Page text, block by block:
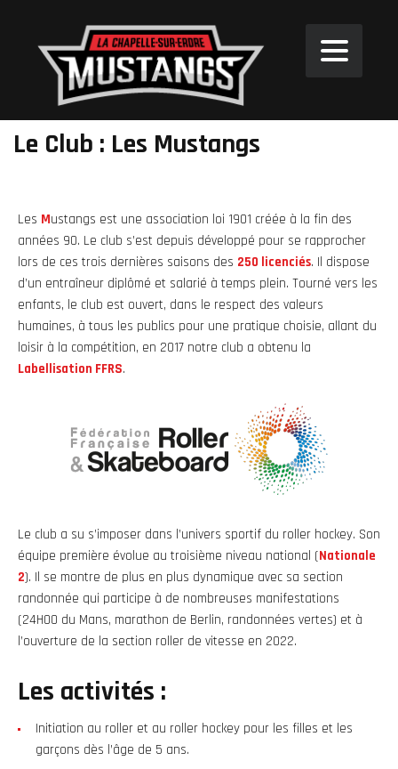
Le Club : Les Mustangs
Les Mustangs est une association loi 1901 créée à la fin des
années 90. Le club s’est depuis développé pour se rapprocher
lors de ces trois dernières saisons des 250 licenciés. Il dispose
d’un entraîneur diplômé et salarié à temps plein. Tourné vers les
enfants, le club est ouvert, dans le respect des valeurs
humaines, à tous les publics pour une pratique choisie, allant du
loisir à la compétition, en 2017 notre club a obtenu la
Labellisation FFRS.
Le club a su s’imposer dans l’univers sportif du roller hockey. Son
équipe première évolue au troisième niveau national (Nationale
2). Il se montre de plus en plus dynamique avec sa section
randonnée qui participe à de nombreuses manifestations
(24H00 du Mans, marathon de Berlin, randonnées vertes) et à
l’ouverture de la section roller de vitesse en 2022.
Les activités :
Initiation au roller et au roller hockey pour les filles et les
garçons dès l’âge de 5 ans.